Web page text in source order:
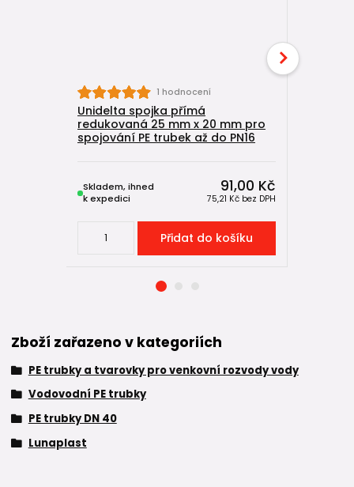
1 hodnocení
Unidelta spojka přímá
redukovaná 25 mm x 20 mm pro
spojování PE trubek až do PN16
91,00 Kč
75,21 Kč bez DPH
Skladem, ihned
k expedici
Přidat do košíku
Zboží zařazeno v kategoriích
PE trubky a tvarovky pro venkovní rozvody vody
Vodovodní PE trubky
PE trubky DN 40
Lunaplast